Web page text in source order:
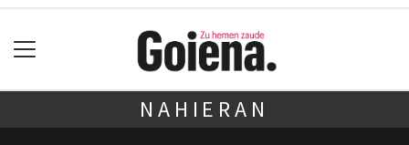
NAHIERAN